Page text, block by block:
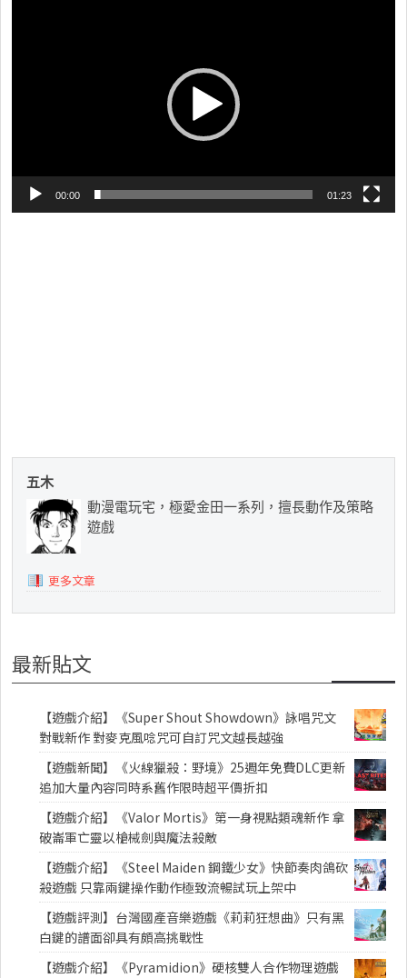
00:00 01:23
五木
動漫電玩宅，極愛金田一系列，擅長動作及策略
遊戲
更多文章
最新貼文
【遊戲介紹】《Super Shout Showdown》詠唱咒文
對戰新作 對麥克風唸咒可自訂咒文越長越強
【遊戲新聞】《火線獵殺：野境》25週年免費DLC更新
追加大量內容同時系舊作限時超平價折扣
【遊戲介紹】《Valor Mortis》第一身視點類魂新作 拿
破崙軍亡靈以槍械劍與魔法殺敵
【遊戲介紹】《Steel Maiden 鋼鐵少女》快節奏肉鴿砍
殺遊戲 只靠兩鍵操作動作極致流暢試玩上架中
【遊戲評測】台灣國產音樂遊戲《莉莉狂想曲》只有黑
白鍵的譜面卻具有頗高挑戰性
【遊戲介紹】《Pyramidion》硬核雙人合作物理遊戲